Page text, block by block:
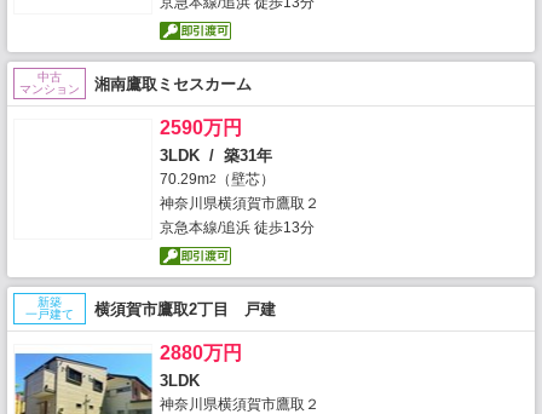
中古
マンション
湘南鷹取ミセスカーム
2590万円
3LDK / 築31年
70.29m2
（壁芯）
神奈川県横須賀市鷹取２
京急本線/追浜 徒歩13分
新築
一戸建て
横須賀市鷹取2丁目 戸建
2880万円
3LDK
神奈川県横須賀市鷹取２